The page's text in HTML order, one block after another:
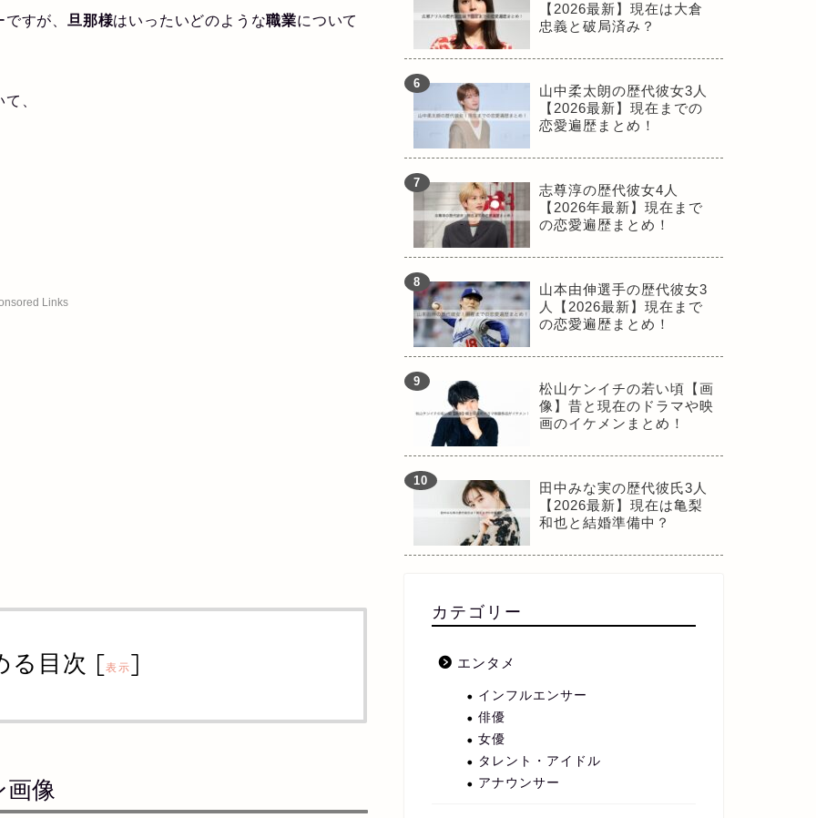
ですが、旦那様はいったいどのような職業について
、
Links
る目次 [表示]
像
【2026最新】現在は大倉
忠義と破局済み？
山中柔太朗の歴代彼女3人
【2026最新】現在までの
恋愛遍歴まとめ！
志尊淳の歴代彼女4人
【2026年最新】現在まで
の恋愛遍歴まとめ！
山本由伸選手の歴代彼女3
人【2026最新】現在まで
の恋愛遍歴まとめ！
松山ケンイチの若い頃【画
像】昔と現在のドラマや映
画のイケメンまとめ！
田中みな実の歴代彼氏3人
【2026最新】現在は亀梨
和也と結婚準備中？
カテゴリー
エンタメ
インフルエンサー
俳優
女優
タレント・アイドル
アナウンサー